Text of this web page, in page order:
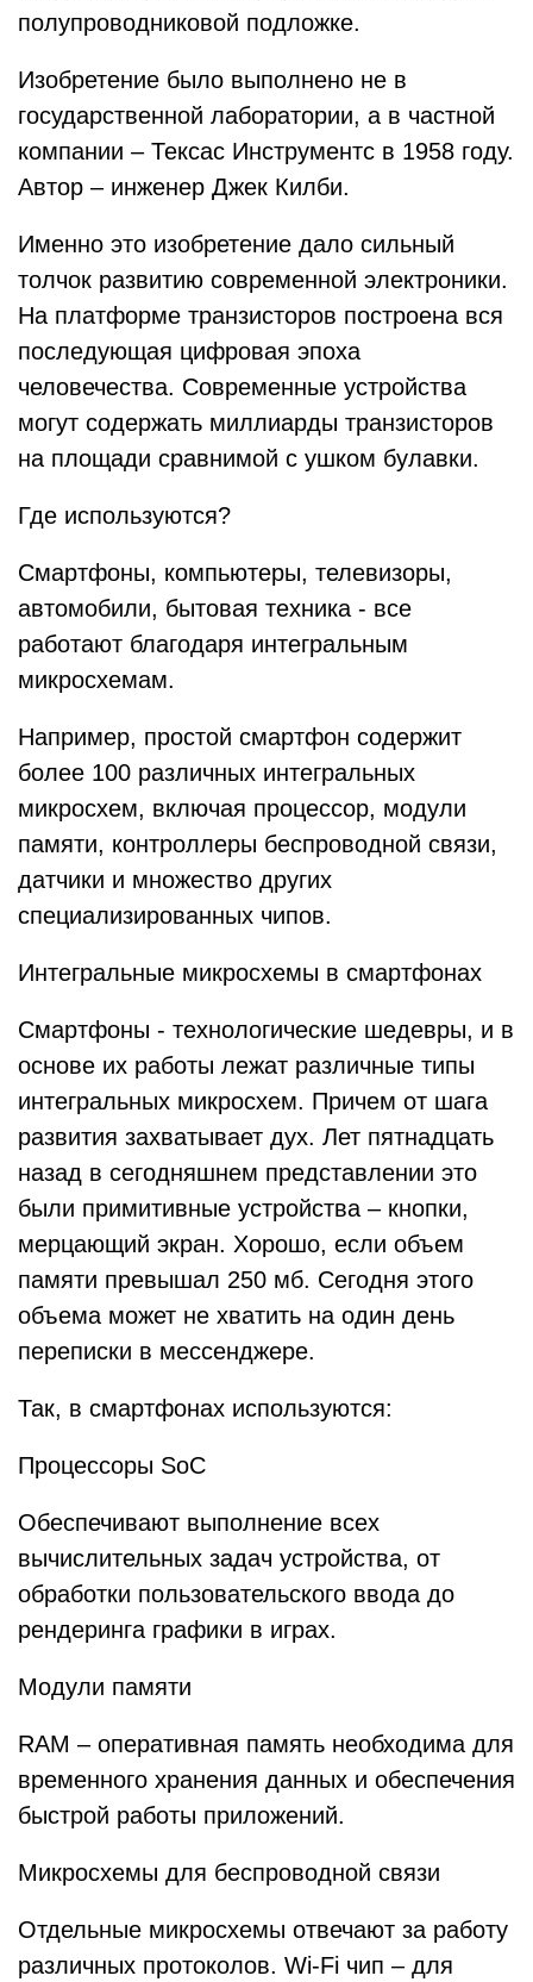
полупроводниковой подложке.
Изобретение было выполнено не в
государственной лаборатории, а в частной
компании – Тексас Инструментс в 1958 году.
Автор – инженер Джек Килби.
Именно это изобретение дало сильный
толчок развитию современной электроники.
На платформе транзисторов построена вся
последующая цифровая эпоха
человечества. Современные устройства
могут содержать миллиарды транзисторов
на площади сравнимой с ушком булавки.
Где используются?
Смартфоны, компьютеры, телевизоры,
автомобили, бытовая техника - все
работают благодаря интегральным
микросхемам.
Например, простой смартфон содержит
более 100 различных интегральных
микросхем, включая процессор, модули
памяти, контроллеры беспроводной связи,
датчики и множество других
специализированных чипов.
Интегральные микросхемы в смартфонах
Смартфоны - технологические шедевры, и в
основе их работы лежат различные типы
интегральных микросхем. Причем от шага
развития захватывает дух. Лет пятнадцать
назад в сегодняшнем представлении это
были примитивные устройства – кнопки,
мерцающий экран. Хорошо, если объем
памяти превышал 250 мб. Сегодня этого
объема может не хватить на один день
переписки в мессенджере.
Так, в смартфонах используются:
Процессоры SoC
Обеспечивают выполнение всех
вычислительных задач устройства, от
обработки пользовательского ввода до
рендеринга графики в играх.
Модули памяти
RAM – оперативная память необходима для
временного хранения данных и обеспечения
быстрой работы приложений.
Микросхемы для беспроводной связи
Отдельные микросхемы отвечают за работу
различных протоколов. Wi-Fi чип – для